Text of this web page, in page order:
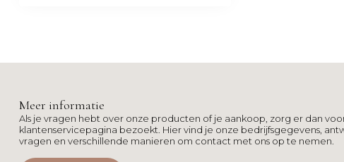
Meer informatie
Als je vragen hebt over onze producten of je aankoop, zorg er dan
klantenservicepagina bezoekt. Hier vind je onze bedrijfsgegevens,
vragen en verschillende manieren om contact met ons op te nemen.